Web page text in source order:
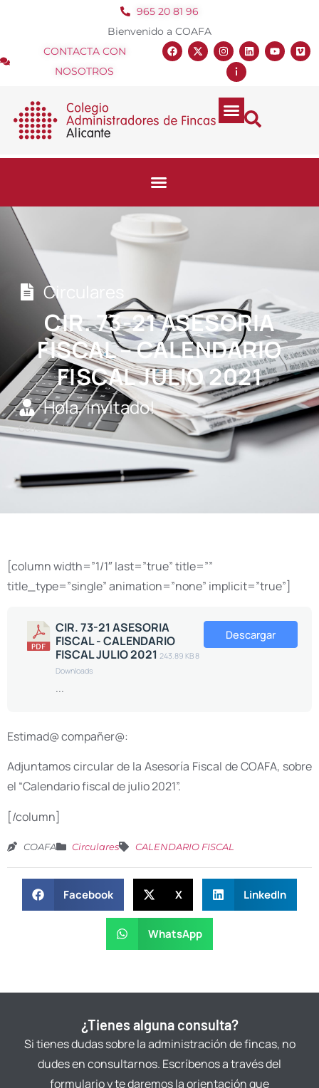
965 20 81 96
Bienvenido a COAFA
CONTACTA CON
NOSOTROS
Circulares
CIR. 73-21 ASESORIA
FISCAL – CALENDARIO
FISCAL JULIO 2021
Hola, invitado!
Cerrar sesión
[column width=”1/1″ last=”true” title=””
title_type=”single” animation=”none” implicit=”true”]
CIR. 73-21 ASESORIA
FISCAL - CALENDARIO
FISCAL JULIO 2021 243.89 KB8
Downloads
...
Descargar
Estimad@ compañer@:
Adjuntamos circular de la Asesoría Fiscal de COAFA, sobre
el “Calendario fiscal de julio 2021”.
[/column]
COAFA Circulares CALENDARIO FISCAL
Facebook X LinkedIn
WhatsApp
¿Tienes alguna consulta?
Si tienes dudas sobre la administración de fincas, no
dudes en consultarnos. Escríbenos a través del
formulario y te daremos la orientación que